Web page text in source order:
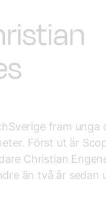
fram unga
Först ut är
Christian
än två år sedan